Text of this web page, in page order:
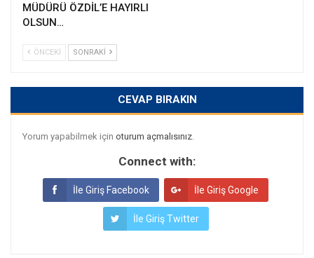
MÜDÜRÜ ÖZDİL’E HAYIRLI
OLSUN…
ÖNCEKI SONRAKI
CEVAP BIRAKIN
Yorum yapabilmek için oturum açmalısınız
Connect with:
İle Giriş Facebook İle Giriş Google
İle Giriş Twitter